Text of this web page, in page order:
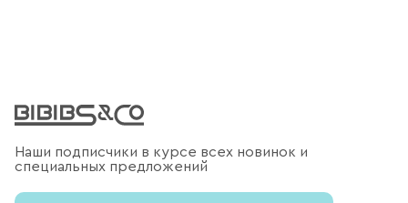
Наши подписчики в курсе всех новинок и
специальных предложений